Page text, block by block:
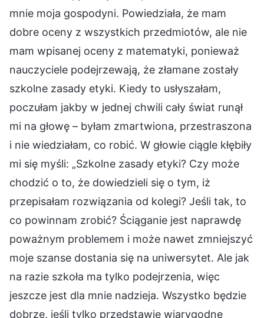
mnie moja gospodyni. Powiedziała, że mam
dobre oceny z wszystkich przedmiotów, ale nie
mam wpisanej oceny z matematyki, ponieważ
nauczyciele podejrzewają, że złamane zostały
szkolne zasady etyki. Kiedy to usłyszałam,
poczułam jakby w jednej chwili cały świat runął
mi na głowę – byłam zmartwiona, przestraszona
i nie wiedziałam, co robić. W głowie ciągle kłębiły
mi się myśli: „Szkolne zasady etyki? Czy może
chodzić o to, że dowiedzieli się o tym, iż
przepisałam rozwiązania od kolegi? Jeśli tak, to
co powinnam zrobić? Ściąganie jest naprawdę
poważnym problemem i może nawet zmniejszyć
moje szanse dostania się na uniwersytet. Ale jak
na razie szkoła ma tylko podejrzenia, więc
jeszcze jest dla mnie nadzieja. Wszystko będzie
dobrze, jeśli tylko przedstawię wiarygodne